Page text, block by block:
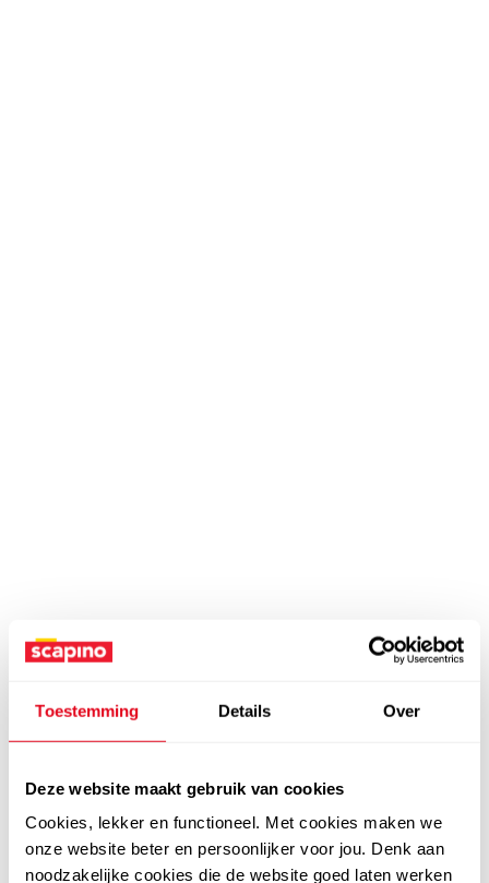
Toestemming Details Over
Deze website maakt gebruik van cookies
Cookies, lekker en functioneel. Met cookies maken we
onze website beter en persoonlijker voor jou. Denk aan
noodzakelijke cookies die de website goed laten werken